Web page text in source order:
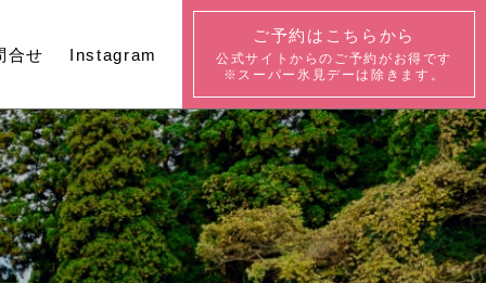
合せ Instagram
ご予約はこちらから
公式サイトからの ご予約がお得です
※スーパー氷見デーは除きます。